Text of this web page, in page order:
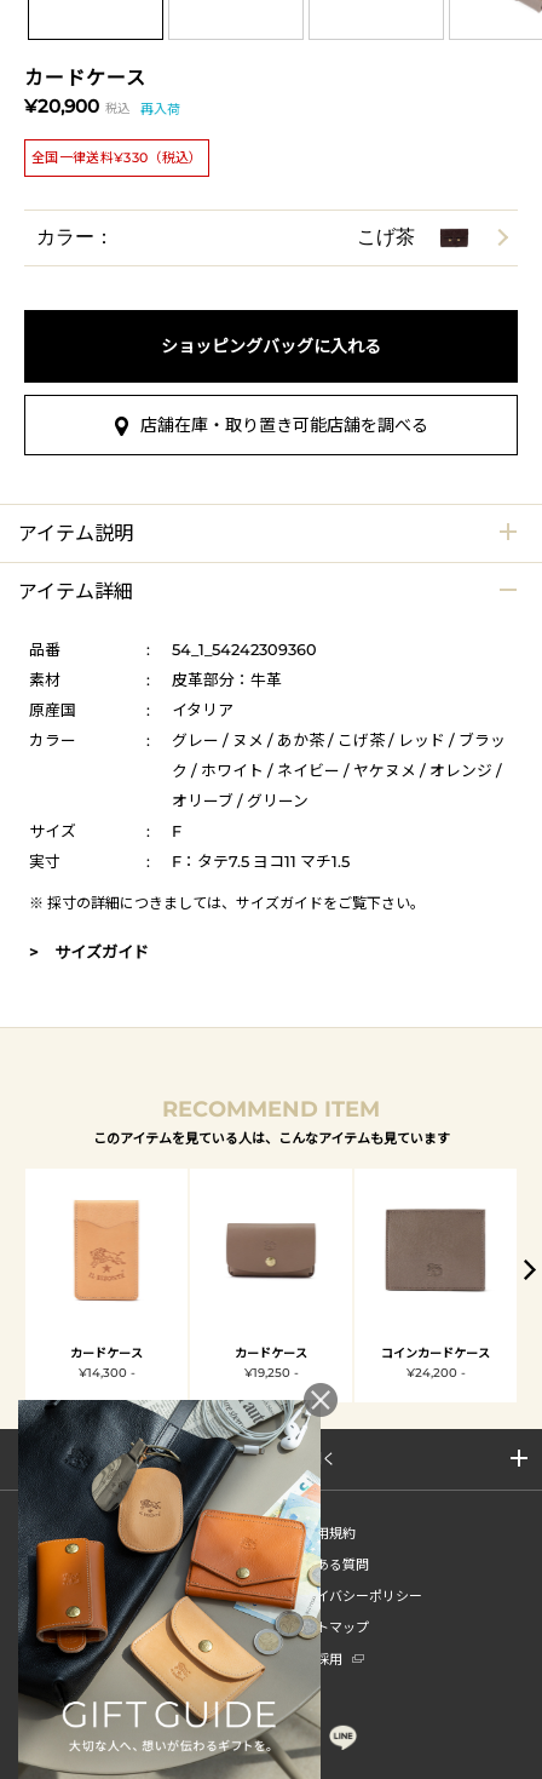
カードケース
¥20,900 税込 再入荷
全国一律送料¥330（税込）
カラー： こげ茶
ショッピングバッグに入れる
店舗在庫・取り置き可能店舗を調べる
アイテム説明
アイテム詳細
品番 :
54_1_54242309360
素材
:
皮革部分：牛革
原産国
:
イタリア
カラー
:
グレー / ヌメ / あか茶 / こげ茶 / レッド / ブラッ
ク / ホワイト / ネイビー / ヤケヌメ / オレンジ /
オリーブ / グリーン
サイズ
:
F
実寸
: F：タテ7.5 ヨコ11 マチ1.5
※ 採寸の詳細につきましては、 サイズガイドをご覧下さい。
> サイズガイド
RECOMMEND ITEM
このアイテムを見ている人は、こんなアイテムも見ています
カードケース
¥14,300 -
カードケース
¥19,250 -
コインカードケース
¥24,200 -
サイトマップを開く
新規会員登録
ご利用規約
ご利用ガイド
よくある質問
特定商取引法
プライバシーポリシー
お問い合わせ
サイトマップ
販売スタッフ中途採用
新卒採用